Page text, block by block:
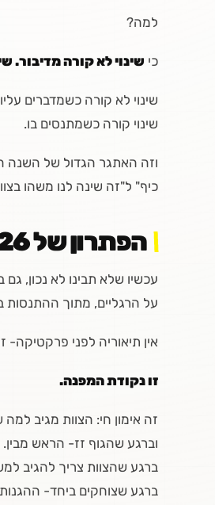
למה?
כי שינוי לא קורה מדיבור.
שינוי לא קורה כשמדברים
שינוי קורה כשמתנסים בו.
וזה האתגר הגדול של השנה
כיף" ל"זה שינה לנו משהו
הפתרון של 2026: אימון חי. לא מסבירים – מתנסים
עכשיו שלא תבינו לא נכון, גם
על הרגליים, מתוך ההתנסות
אין תיאוריה לפני פרקטיקה-
זו נקודת המפנה.
זה אימון חי: הצוות מגיב למה
וברגע שהגוף זז- הראש מבין.
ברגע שהצוות צריך להגיב
ברגע שצוחקים ביחד- ההגנות